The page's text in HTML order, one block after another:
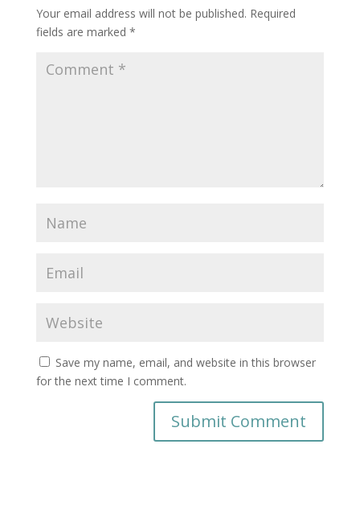
Your email address will not be published. Required
fields are marked *
Save my name, email, and website in this browser
for the next time I comment.